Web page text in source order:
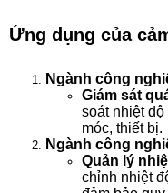
Ứng dụng của
Ngành công
Giám sát
soát nhiệt
móc, thiết bị.
Ngành công
Quản lý
chỉnh nhiệt